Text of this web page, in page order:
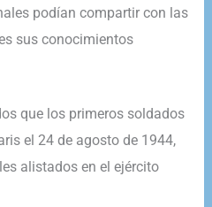
podían compartir con las
sus conocimientos
que los primeros soldados
el 24 de agosto de 1944,
alistados en el ejército